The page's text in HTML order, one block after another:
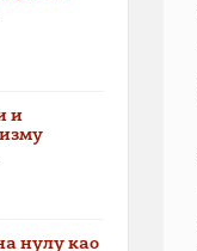
и
нулу као